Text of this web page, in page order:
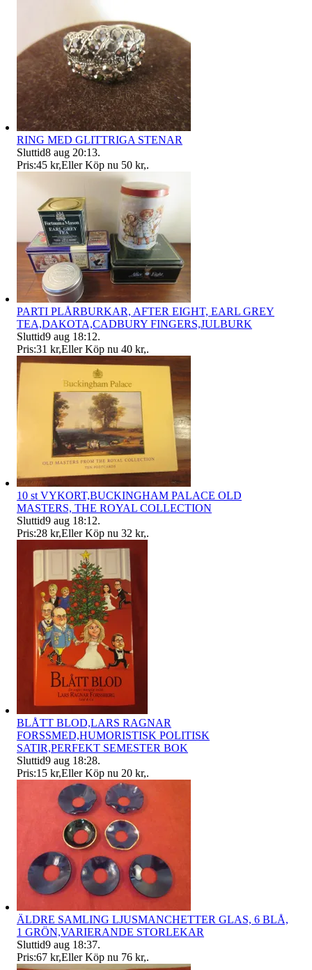
RING MED GLITTRIGA STENAR
Sluttid8 aug 20:13.
Pris:45 kr,Eller Köp nu 50 kr,.
PARTI PLÅRBURKAR, AFTER EIGHT, EARL GREY
TEA,DAKOTA,CADBURY FINGERS,JULBURK
Sluttid9 aug 18:12.
Pris:31 kr,Eller Köp nu 40 kr,.
10 st VYKORT,BUCKINGHAM PALACE OLD
MASTERS, THE ROYAL COLLECTION
Sluttid9 aug 18:12.
Pris:28 kr,Eller Köp nu 32 kr,.
BLÅTT BLOD,LARS RAGNAR
FORSSMED,HUMORISTISK POLITISK
SATIR,PERFEKT SEMESTER BOK
Sluttid9 aug 18:28.
Pris:15 kr,Eller Köp nu 20 kr,.
ÄLDRE SAMLING LJUSMANCHETTER GLAS, 6 BLÅ,
1 GRÖN,VARIERANDE STORLEKAR
Sluttid9 aug 18:37.
Pris:67 kr,Eller Köp nu 76 kr,.